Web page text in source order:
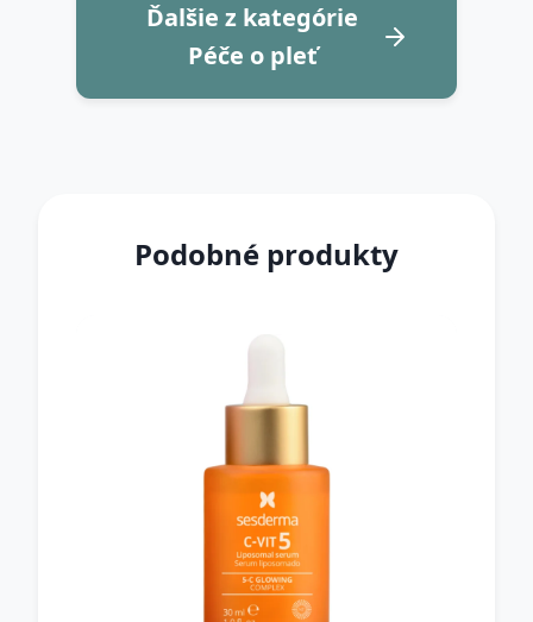
Ďalšie z kategórie
Péče o pleť
Podobné produkty